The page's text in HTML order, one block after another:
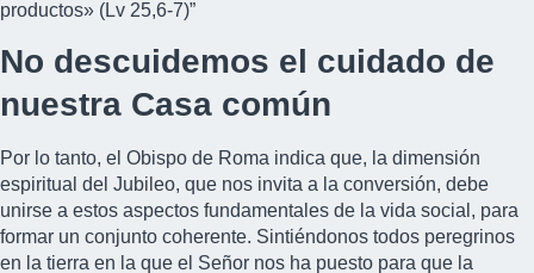
productos» (Lv 25,6-7)”
No descuidemos el cuidado de
nuestra Casa común
Por lo tanto, el Obispo de Roma indica que, la dimensión
espiritual del Jubileo, que nos invita a la conversión, debe
unirse a estos aspectos fundamentales de la vida social, para
formar un conjunto coherente. Sintiéndonos todos peregrinos
en la tierra en la que el Señor nos ha puesto para que la